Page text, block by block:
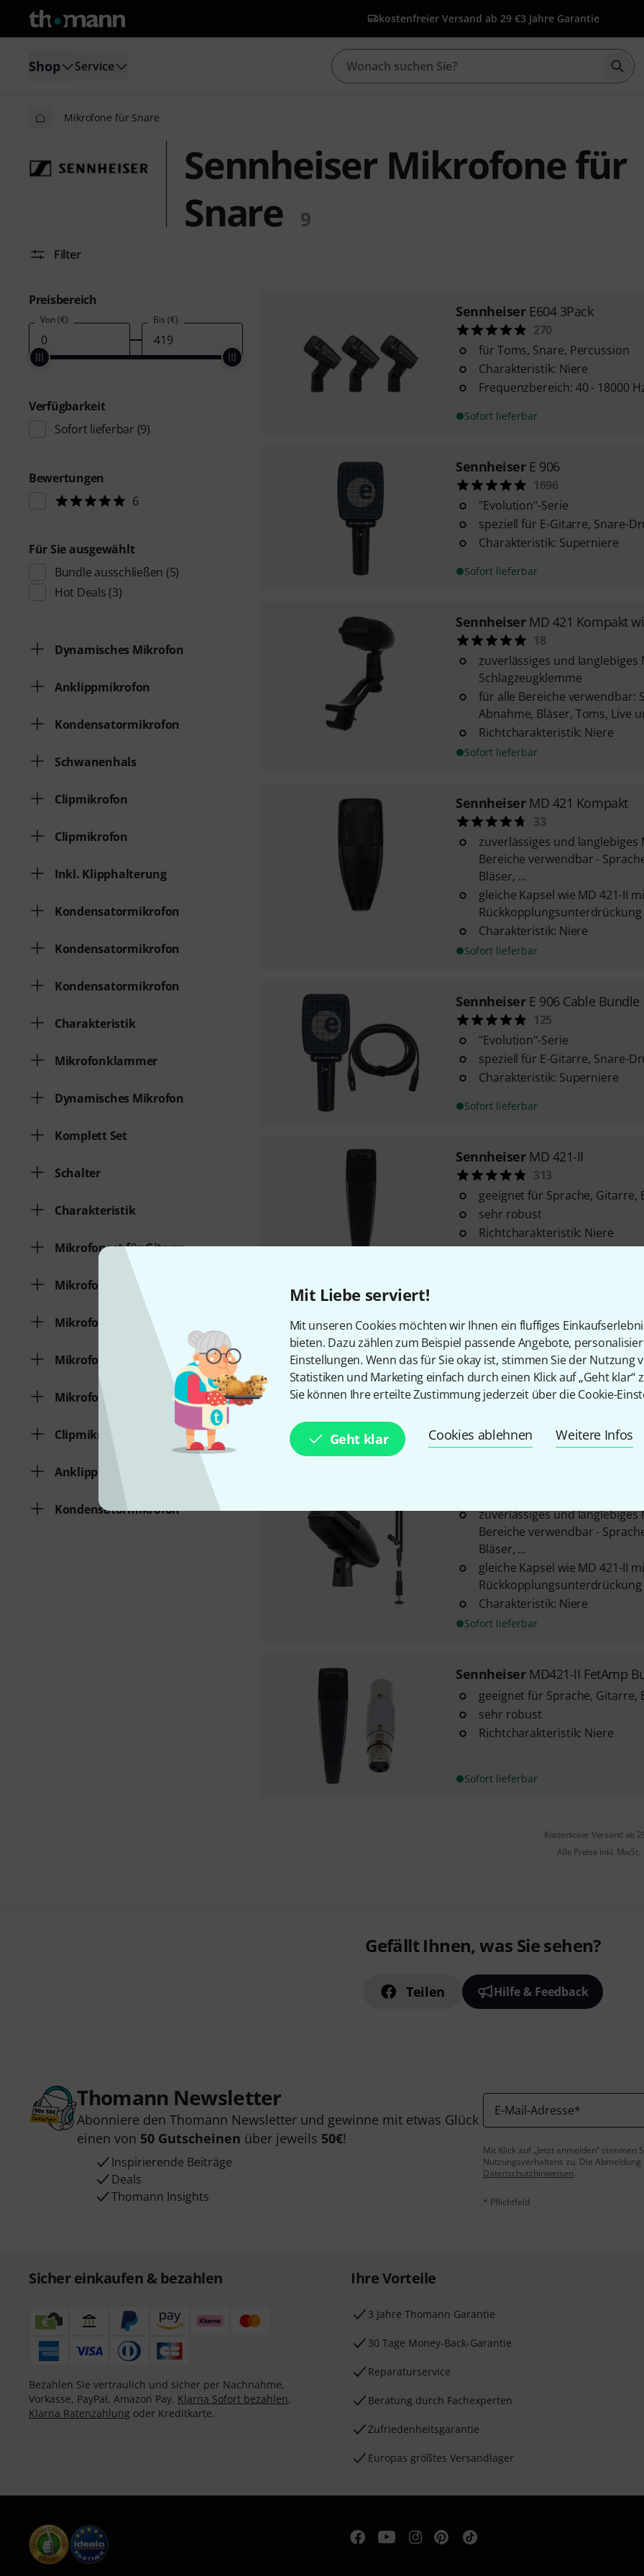
Mit Liebe serviert!
Mit unseren Cookies möchten wir Ihnen ein fluffiges
bieten. Dazu zählen zum Beispiel passende Angebote,
Einstellungen. Wenn das für Sie okay ist, stimmen Sie der Nutzung
Statistiken und Marketing einfach durch einen Klick auf „Geht klar“
Sie können Ihre erteilte Zustimmung jederzeit über die Cookie-
Geht klar Cookies ablehnen Weitere Infos
kostenfreier Versand ab 29 €3 Jahre Garantie
Shop Service
Mikrofone für Snare
Sennheiser Mikrofone für
Snare
9
Filter
Preisbereich
Von (€) Bis (€)
Verfügbarkeit
Sofort lieferbar (9)
Bewertungen
6
Für Sie ausgewählt
Bundle ausschließen (5)
Hot Deals (3)
Dynamisches Mikrofon
Anklippmikrofon
Kondensatormikrofon
Schwanenhals
Clipmikrofon
Clipmikrofon
Inkl. Klipphalterung
Kondensatormikrofon
Kondensatormikrofon
Kondensatormikrofon
Charakteristik
Mikrofonklammer
Dynamisches Mikrofon
Komplett Set
Schalter
Charakteristik
Mikrofonset für Gitarre
Mikrofonset für Drums
Mikrofonset für Gesang / Sprache
Mikrofonset für Kamera
Mikrofonset für Blasinstrumente
Clipmikrofon
Anklippmikrofon
Kondensatormikrofon
Sennheiser E604 3Pack
270
für Toms, Snare, Percussion
Charakteristik: Niere
Frequenzbereich: 40 - 18000
Sofort lieferbar
Sennheiser E 906
1696
"Evolution"-Serie
speziell für E-Gitarre, Snare-
Charakteristik: Superniere
Sofort lieferbar
Sennheiser MD 421 Kompakt
18
zuverlässiges und
Schlagzeugklemme
für alle Bereiche verwendbar:
Abnahme, Bläser, Toms, Live
Richtcharakteristik: Niere
Sofort lieferbar
Sennheiser MD 421 Kompakt
33
zuverlässiges und
Bereiche verwendbar -
Bläser, ...
gleiche Kapsel wie MD 421-II
Rückkopplungsunterdrückung
Charakteristik: Niere
Sofort lieferbar
Sennheiser E 906 Cable Bundle
125
"Evolution"-Serie
speziell für E-Gitarre, Snare-
Charakteristik: Superniere
Sofort lieferbar
Sennheiser MD 421-II
313
geeignet für Sprache, Gitarre,
sehr robust
Richtcharakteristik: Niere
zuverlässiges und
Bereiche verwendbar -
Bläser, ...
gleiche Kapsel wie MD 421-II
Rückkopplungsunterdrückung
Sofort lieferbar
zuverlässiges und
Bereiche verwendbar -
Bläser, ...
gleiche Kapsel wie MD 421-II
Rückkopplungsunterdrückung
Charakteristik: Niere
Sofort lieferbar
Sennheiser MD421-II FetAmp
geeignet für Sprache, Gitarre,
sehr robust
Richtcharakteristik: Niere
Sofort lieferbar
Kostenloser Versand ab
Alle Preise inkl. MwSt.
Gefällt Ihnen, was Sie sehen?
Teilen Hilfe & Feedback
Thomann Newsletter
Abonniere den Thomann Newsletter und gewinne mit etwas Glück
einen von 50 Gutscheinen über jeweils 50€!
Inspirierende Beiträge
Deals
Thomann Insights
E-Mail-Adresse*
Mit Klick auf „Jetzt anmelden“
Nutzungsverhaltens zu. Die
Datenschutzhinweisen.
* Pflichtfeld
Sicher einkaufen & bezahlen
Bezahlen Sie vertraulich und sicher per Nachnahme,
Vorkasse, PayPal, Amazon Pay, Klarna Sofort bezahlen,
Klarna Ratenzahlung oder Kreditkarte.
Ihre Vorteile
3 Jahre Thomann Garantie
30 Tage Money-Back-Garantie
Reparaturservice
Beratung durch Fachexperten
Zufriedenheitsgarantie
Europas größtes Versandlager